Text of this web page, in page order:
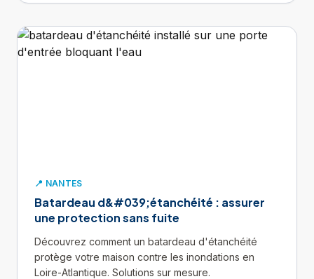
📍 NANTES
Batardeau d&#039;étanchéité : assurer
une protection sans fuite
Découvrez comment un batardeau d'étanchéité
protège votre maison contre les inondations en
Loire-Atlantique. Solutions sur mesure.